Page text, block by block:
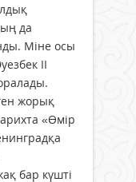
да
Міне осы
ІІ
жорық
«Өмір
бар күшті